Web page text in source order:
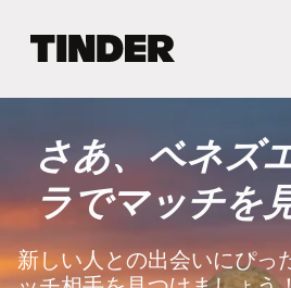
e
r
ー
ペ
ー
さあ、ベネズ
ラでマッチを
新しい人との出会いにぴっ